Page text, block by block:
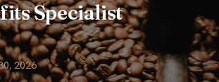
Specialist
2026